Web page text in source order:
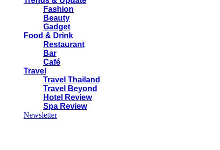
Fashion
Beauty
Gadget
Food & Drink
Restaurant
Bar
Café
Travel
Travel Thailand
Travel Beyond
Hotel Review
Spa Review
Newsletter